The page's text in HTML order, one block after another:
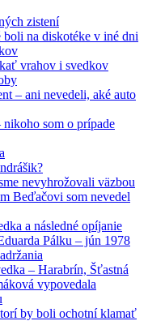
zistení
boli na diskotéke v iné dni
vrahov i svedkov
– ani nevedeli, aké auto
som o prípade
nevyhrožovali väzbou
Beďačovi som nevedel
a následné opíjanie
Pálku – jún 1978
– Harabrín, Šťastná
vypovedala
by boli ochotní klamať